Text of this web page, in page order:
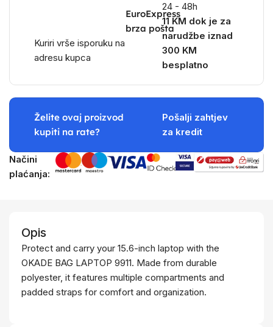
EuroExpress
brza pošta
Kuriri vrše isporuku na
adresu kupca
24 - 48h
11 KM dok je za
narudžbe iznad
300 KM
besplatno
Želite ovaj proizvod
kupiti na rate?
Pošalji zahtjev
za kredit
Načini
plaćanja:
Opis
Protect and carry your 15.6-inch laptop with the
OKADE BAG LAPTOP 9911. Made from durable
polyester, it features multiple compartments and
padded straps for comfort and organization.